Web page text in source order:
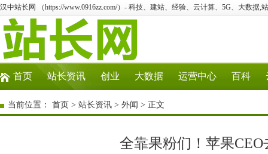
汉中站长网 （https://www.0916zz.com/）- 科技、建站、经验、云计算、5G、大数据,
首页 站长资讯 创业 大数据 运营中心 百科
当前位置： 首页 > 站长资讯 > 外闻 > 正文
全靠果粉们！苹果